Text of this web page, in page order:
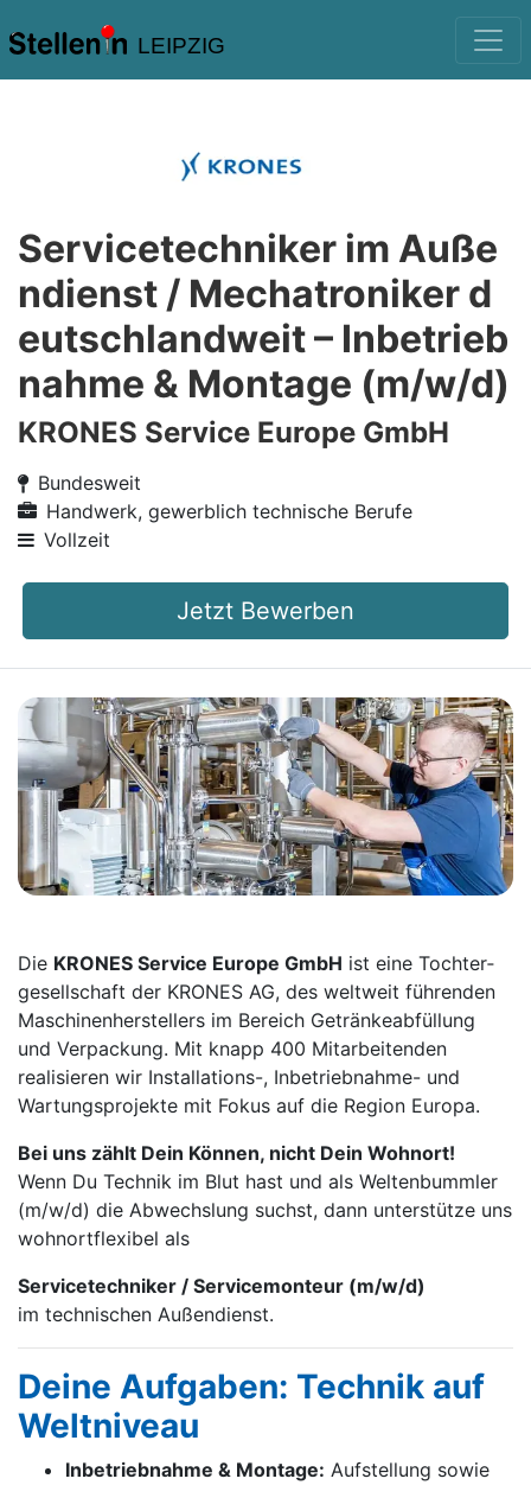
LEIPZIG
Servicetechniker im Auße
ndienst / Mechatroniker d
eutschlandweit – Inbetrieb
nahme & Montage (m/w/d)
KRONES Service Europe GmbH
Bundesweit
Handwerk, gewerblich technische Berufe
Vollzeit
Jetzt Bewerben
Die KRONES Service Europe GmbH ist eine Tochter­
gesellschaft der KRONES AG, des weltweit führenden
Maschinen­herstellers im Bereich Getränke­abfüllung
und Verpackung. Mit knapp 400 Mitarbei­tenden
realisieren wir Installations-, Inbetrieb­nahme- und
Wartungs­projekte mit Fokus auf die Region Europa.
Bei uns zählt Dein Können, nicht Dein Wohnort!
Wenn Du Technik im Blut hast und als Weltenbummler
(m/w/d) die Abwechslung suchst, dann unterstütze uns
wohnortflexibel als
Servicetechniker / Servicemonteur (m/w/d)
im technischen Außendienst.
Deine Aufgaben: Technik auf
Weltniveau
Inbetriebnahme & Montage: Aufstellung sowie